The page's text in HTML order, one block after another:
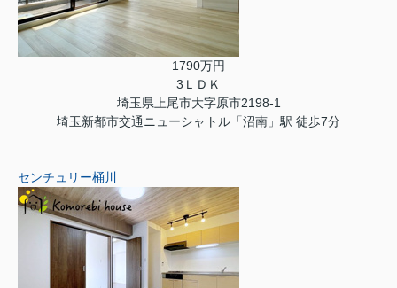
1790万円
3ＬＤＫ
埼玉県上尾市大字原市2198-1
埼玉新都市交通ニューシャトル「沼南」駅 徒歩7分
センチュリー桶川